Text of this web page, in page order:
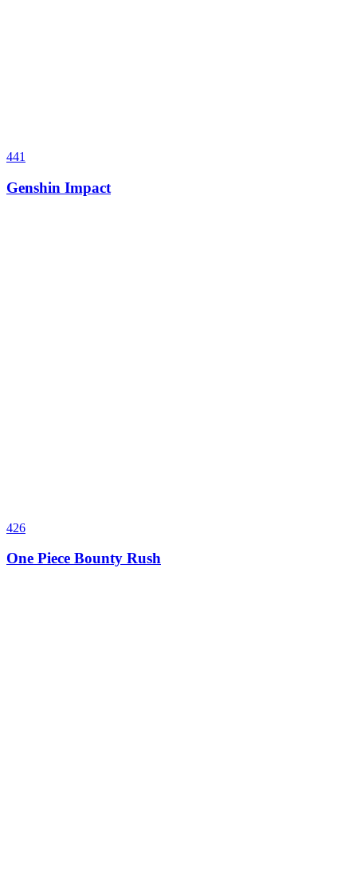
441
Genshin Impact
426
One Piece Bounty Rush